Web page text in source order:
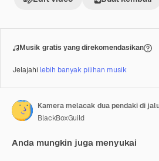
Musik gratis yang direkomendasikan
Jelajahi lebih banyak pilihan musik
BlackBoxGuild
Anda mungkin juga menyukai